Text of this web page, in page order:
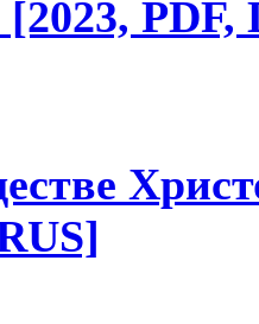
PDF,